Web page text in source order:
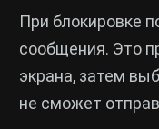
При блокировке
сообщения. Это
экрана, затем
не сможет